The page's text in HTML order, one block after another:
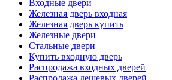
Входные двери
Железная дверь входная
Железная дверь купить
Железные двери
Стальные двери
Купить входную дверь
Распродажа входных дверей
Распродажа дешевых дверей